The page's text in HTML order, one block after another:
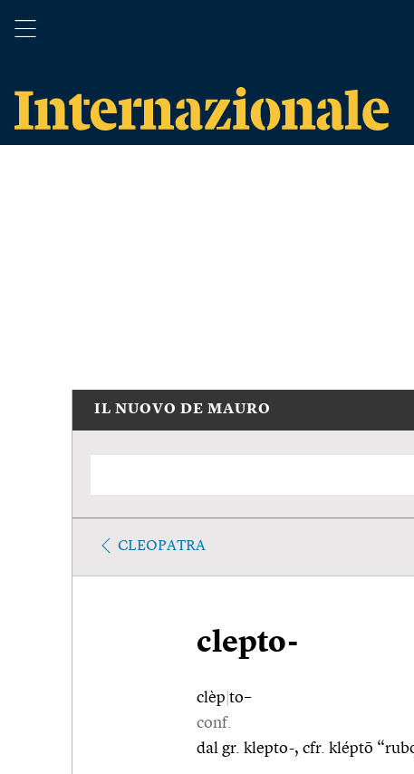
IL NUOVO DE MAURO
CLEOPATRA
clepto-
clèp to–
conf.
dal gr. klepto-, cfr. kléptō